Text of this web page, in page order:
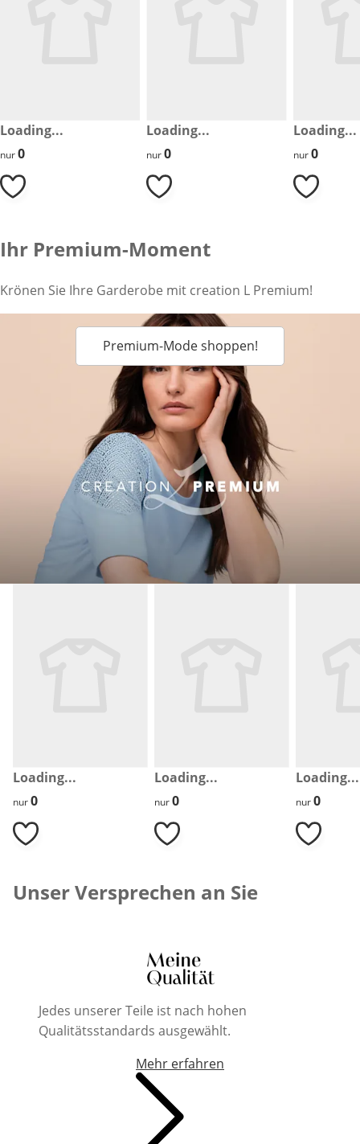
Loading...
0
nur0
Loading...
0
nur0
Loading...
0
nur0
Ihr Premium-Moment
Krönen Sie Ihre Garderobe mit creation L Premium!
Premium-Mode shoppen!
Loading...
0
nur0
Loading...
0
nur0
Loading...
0
nur0
Unser Versprechen an Sie
Jedes unserer Teile ist nach hohen
Qualitätsstandards ausgewählt.
Mehr erfahren